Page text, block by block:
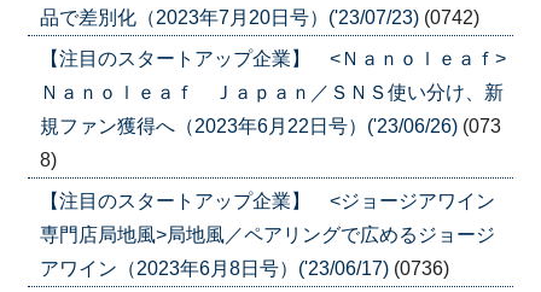
品で差別化（2023年7月20日号）('23/07/23) (0742)
【注目のスタートアップ企業】 <Ｎａｎｏｌｅａｆ>
Ｎａｎｏｌｅａｆ Ｊａｐａｎ／ＳＮＳ使い分け、新
規ファン獲得へ（2023年6月22日号）('23/06/26) (073
8)
【注目のスタートアップ企業】 <ジョージアワイン
専門店局地風>局地風／ペアリングで広めるジョージ
アワイン（2023年6月8日号）('23/06/17) (0736)